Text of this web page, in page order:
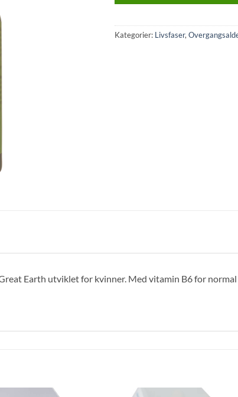
Kategorier: Livsfaser,
Earth utviklet for kvinner. Med vitamin B6 for